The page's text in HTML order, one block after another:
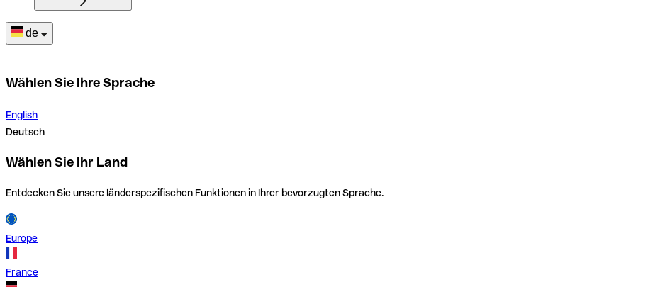
de
Wählen Sie Ihre Sprache
English
Deutsch
Wählen Sie Ihr Land
Entdecken Sie unsere länderspezifischen Funktionen in Ihrer bevorzugten Sprache.
Europe
France